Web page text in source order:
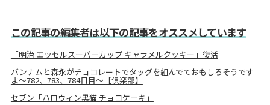
この記事の編集者は以下の記事をオススメしています
「明治 エッセルスーパーカップ キャラメルクッキー」復活
バンナムと森永がチョコレートでタッグを組んでておもしろそうです
よ～782、783、784日目～【倶楽部】
セブン「ハロウィン黒猫 チョコケーキ」